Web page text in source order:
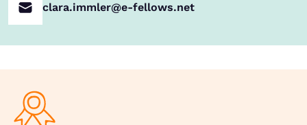
clara.immler@e-fellows.net